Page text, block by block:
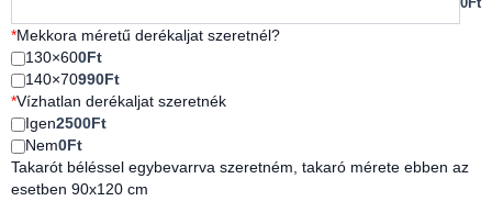
*Mekkora méretű derékaljat szeretnél?
130×600Ft
140×70990Ft
*Vízhatlan derékaljat szeretnék
Igen2500Ft
Nem0Ft
Takarót béléssel egybevarrva szeretném, takaró mérete ebben az
esetben 90x120 cm